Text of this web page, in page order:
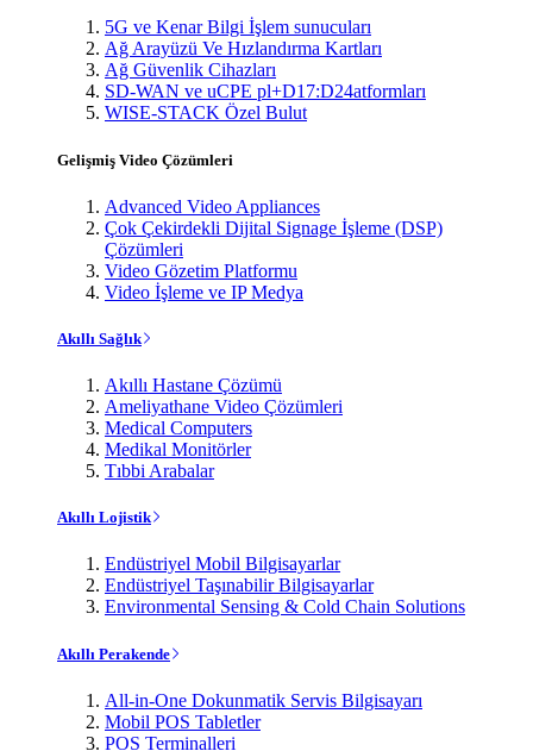
5G ve Kenar Bilgi İşlem sunucuları
Ağ Arayüzü Ve Hızlandırma Kartları
Ağ Güvenlik Cihazları
SD-WAN ve uCPE pl+D17:D24atformları
WISE-STACK Özel Bulut
Gelişmiş Video Çözümleri
Advanced Video Appliances
Çok Çekirdekli Dijital Signage İşleme (DSP)
Çözümleri
Video Gözetim Platformu
Video İşleme ve IP Medya
Akıllı Sağlık
Akıllı Hastane Çözümü
Ameliyathane Video Çözümleri
Medical Computers
Medikal Monitörler
Tıbbi Arabalar
Akıllı Lojistik
Endüstriyel Mobil Bilgisayarlar
Endüstriyel Taşınabilir Bilgisayarlar
Environmental Sensing & Cold Chain Solutions
Akıllı Perakende
All-in-One Dokunmatik Servis Bilgisayarı
Mobil POS Tabletler
POS Terminalleri